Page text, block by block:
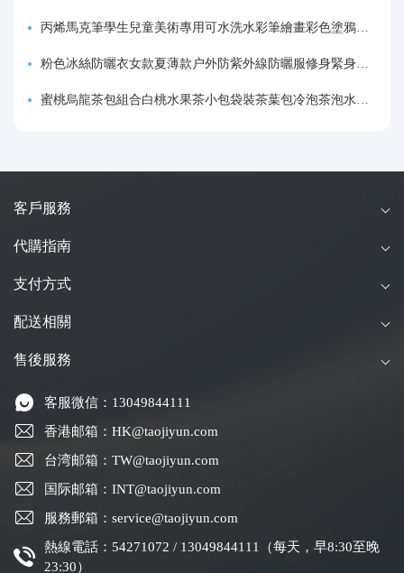
丙烯馬克筆學生兒童美術專用可水洗水彩筆繪畫彩色塗鴉畫筆不透色可疊色防水手繪diy丙烯顏料筆水性填色筆
粉色冰絲防曬衣女款夏薄款户外防紫外線防曬服修身緊身短外套上衣
蜜桃烏龍茶包組合白桃水果茶小包袋裝茶葉包冷泡茶泡水喝的東西
客戶服務
代購指南
支付方式
配送相關
售後服務
客服微信：13049844111
香港邮箱：HK@taojiyun.com
台湾邮箱：TW@taojiyun.com
国际邮箱：INT@taojiyun.com
服務郵箱：service@taojiyun.com
熱線電話：54271072 / 13049844111（每天，早8:30至晚
23:30）